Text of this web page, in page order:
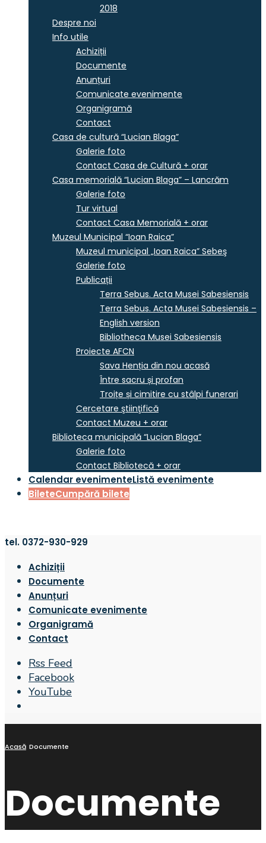
2018
Despre noi
Info utile
Achiziții
Documente
Anunțuri
Comunicate evenimente
Organigramă
Contact
Casa de cultură “Lucian Blaga”
Galerie foto
Contact Casa de Cultură + orar
Casa memorială “Lucian Blaga” – Lancrăm
Galerie foto
Tur virtual
Contact Casa Memorială + orar
Muzeul Municipal “Ioan Raica”
Muzeul municipal „Ioan Raica” Sebeş
Galerie foto
Publicații
Terra Sebus. Acta Musei Sabesiensis
Terra Sebus. Acta Musei Sabesiensis –
English version
Bibliotheca Musei Sabesiensis
Proiecte AFCN
Sava Henția din nou acasă
Între sacru și profan
Troițe și cimitire cu stâlpi funerari
Cercetare ştiinţifică
Contact Muzeu + orar
Biblioteca municipală “Lucian Blaga”
Galerie foto
Contact Bibliotecă + orar
Calendar evenimenteListă evenimente
BileteCumpără bilete
tel. 0372-930-929
Achiziții
Documente
Anunțuri
Comunicate evenimente
Organigramă
Contact
Rss Feed
Facebook
YouTube
Search
Acasă Documente
Documente